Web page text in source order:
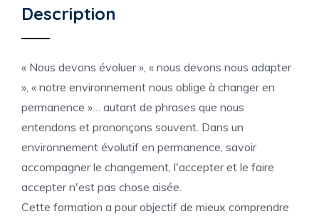
Description
« Nous devons évoluer », « nous devons nous adapter
», « notre environnement nous oblige à changer en
permanence »… autant de phrases que nous
entendons et prononçons souvent. Dans un
environnement évolutif en permanence, savoir
accompagner le changement, l'accepter et le faire
accepter n'est pas chose aisée.
Cette formation a pour objectif de mieux comprendre